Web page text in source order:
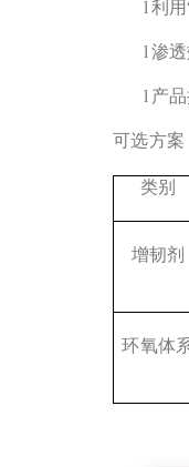
l 利
l 渗
l 产
可选方案
类别
增韧剂
环氧体